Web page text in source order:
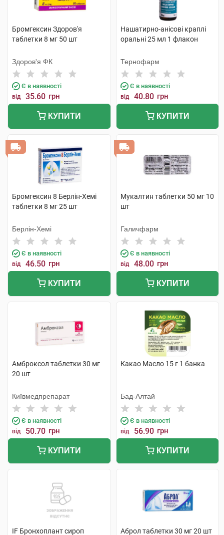
Бромгексин Здоров'я
таблетки 8 мг 50 шт
Здоров'я ФК
Є в наявності
від 35.60 грн
КУПИТИ
Нашатирно-анісові краплі
оральні 25 мл 1 флакон
Тернофарм
Є в наявності
від 40.80 грн
КУПИТИ
Бромгексин 8 Берлін-Хемі
таблетки 8 мг 25 шт
Берлін-Хемі
Є в наявності
від 46.50 грн
КУПИТИ
Мукалтин таблетки 50 мг 10
шт
Галичфарм
Є в наявності
від 48.00 грн
КУПИТИ
Амброксол таблетки 30 мг
20 шт
Київмедпрепарат
Є в наявності
від 50.70 грн
КУПИТИ
Какао Масло 15 г 1 банка
Бад-Алтай
Є в наявності
від 56.90 грн
КУПИТИ
IF Бронхоплант сироп Аброл таблетки 30 мг 20 шт